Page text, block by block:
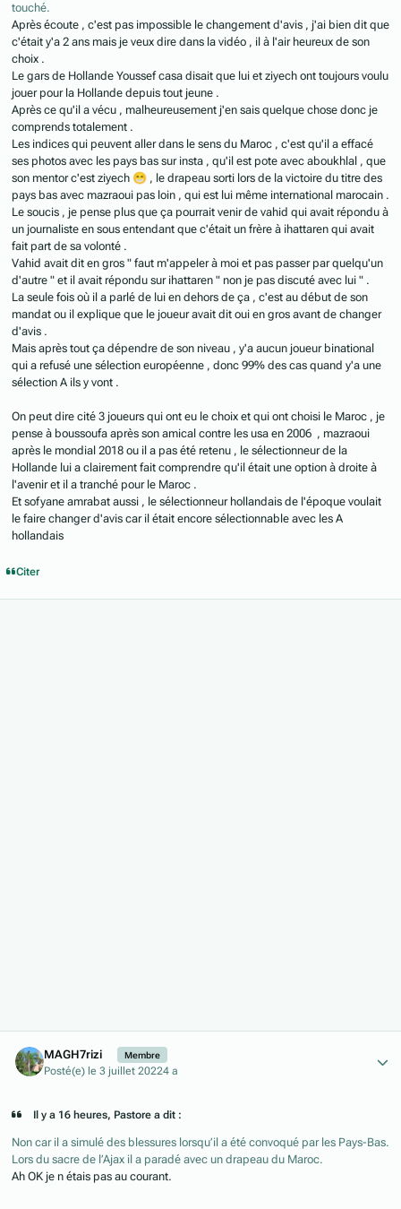
touché.
Après écoute , c'est pas impossible le changement d'avis , j'ai bien dit que
c'était y'a 2 ans mais je veux dire dans la vidéo , il à l'air heureux de son
choix .
Le gars de Hollande Youssef casa disait que lui et ziyech ont toujours voulu
jouer pour la Hollande depuis tout jeune .
Après ce qu'il a vécu , malheureusement j'en sais quelque chose donc je
comprends totalement .
Les indices qui peuvent aller dans le sens du Maroc , c'est qu'il a effacé
ses photos avec les pays bas sur insta , qu'il est pote avec aboukhlal , que
son mentor c'est ziyech 😁 , le drapeau sorti lors de la victoire du titre des
pays bas avec mazraoui pas loin , qui est lui même international marocain .
Le soucis , je pense plus que ça pourrait venir de vahid qui avait répondu à
un journaliste en sous entendant que c'était un frère à ihattaren qui avait
fait part de sa volonté .
Vahid avait dit en gros " faut m'appeler à moi et pas passer par quelqu'un
d'autre " et il avait répondu sur ihattaren " non je pas discuté avec lui " .
La seule fois où il a parlé de lui en dehors de ça , c'est au début de son
mandat ou il explique que le joueur avait dit oui en gros avant de changer
d'avis .
Mais après tout ça dépendre de son niveau , y'a aucun joueur binational
qui a refusé une sélection européenne , donc 99% des cas quand y'a une
sélection A ils y vont .
On peut dire cité 3 joueurs qui ont eu le choix et qui ont choisi le Maroc , je
pense à boussoufa après son amical contre les usa en 2006 , mazraoui
après le mondial 2018 ou il a pas été retenu , le sélectionneur de la
Hollande lui a clairement fait comprendre qu'il était une option à droite à
l'avenir et il a tranché pour le Maroc .
Et sofyane amrabat aussi , le sélectionneur hollandais de l'époque voulait
le faire changer d'avis car il était encore sélectionnable avec les A
hollandais
Citer
MAGH7rizi Membre
Posté(e) le 3 juillet 20224 a
Il y a 16 heures, Pastore a dit :
Non car il a simulé des blessures lorsqu’il a été convoqué par les Pays-Bas.
Lors du sacre de l’Ajax il a paradé avec un drapeau du Maroc.
Ah OK je n étais pas au courant.